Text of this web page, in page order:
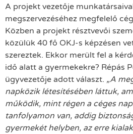
A projekt vezetője
megszervezéséhez megfelelő
Közben a projekt résztvevői
közülük 40 fő OKJ-s képzésen
szereztek. Ekkor merült fel a
idő alatt a gyermekekre? Répás
ügyvezetője adott választ. „A
napközik létesítésében láttuk,
működik, mint régen a céges
tanfolyamon van, addig
gyermekét helyben, az erre